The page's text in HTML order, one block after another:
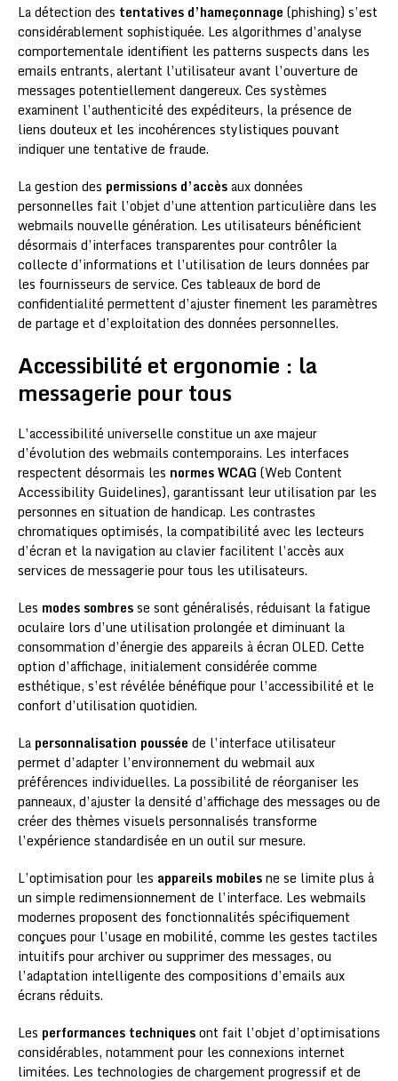
La détection des tentatives d’hameçonnage (phishing) s’est
considérablement sophistiquée. Les algorithmes d’analyse
comportementale identifient les patterns suspects dans les
emails entrants, alertant l’utilisateur avant l’ouverture de
messages potentiellement dangereux. Ces systèmes
examinent l’authenticité des expéditeurs, la présence de
liens douteux et les incohérences stylistiques pouvant
indiquer une tentative de fraude.
La gestion des permissions d’accèsaux données
personnelles fait l’objet d’une attention particulière dans les
webmails nouvelle génération. Les utilisateurs bénéficient
désormais d’interfaces transparentes pour contrôler la
collecte d’informations et l’utilisation de leurs données par
les fournisseurs de service. Ces tableaux de bord de
confidentialité permettent d’ajuster finement les paramètres
de partage et d’exploitation des données personnelles.
Accessibilité et ergonomie : la
messagerie pour tous
L’accessibilité universelle constitue un axe majeur
d’évolution des webmails contemporains. Les interfaces
respectent désormais les normes WCAG (Web Content
Accessibility Guidelines), garantissant leur utilisation par les
personnes en situation de handicap. Les contrastes
chromatiques optimisés, la compatibilité avec les lecteurs
d’écran et la navigation au clavier facilitent l’accès aux
services de messagerie pour tous les utilisateurs.
Les modes sombresse sont généralisés, réduisant la fatigue
oculaire lors d’une utilisation prolongée et diminuant la
consommation d’énergie des appareils à écran OLED. Cette
option d’affichage, initialement considérée comme
esthétique, s’est révélée bénéfique pour l’accessibilité et le
confort d’utilisation quotidien.
La personnalisation poussée de l’interface utilisateur
permet d’adapter l’environnement du webmail aux
préférences individuelles. La possibilité de réorganiser les
panneaux, d’ajuster la densité d’affichage des messages ou de
créer des thèmes visuels personnalisés transforme
l’expérience standardisée en un outil sur mesure.
L’optimisation pour les appareils mobilesne se limite plus à
un simple redimensionnement de l’interface. Les webmails
modernes proposent des fonctionnalités spécifiquement
conçues pour l’usage en mobilité, comme les gestes tactiles
intuitifs pour archiver ou supprimer des messages, ou
l’adaptation intelligente des compositions d’emails aux
écrans réduits.
Les performances techniquesont fait l’objet d’optimisations
considérables, notamment pour les connexions internet
limitées. Les technologies de chargement progressif et de